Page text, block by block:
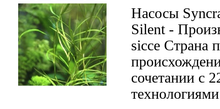
Насосы
Silent -
sicce Страна
сочетании с